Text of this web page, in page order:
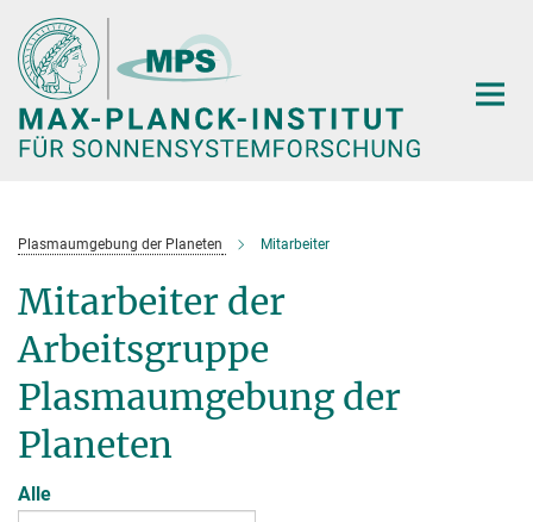
Hauptinhalt
Plasmaumgebung der Planeten Mitarbeiter
Mitarbeiter der
Arbeitsgruppe
Plasmaumgebung der
Planeten
Alle